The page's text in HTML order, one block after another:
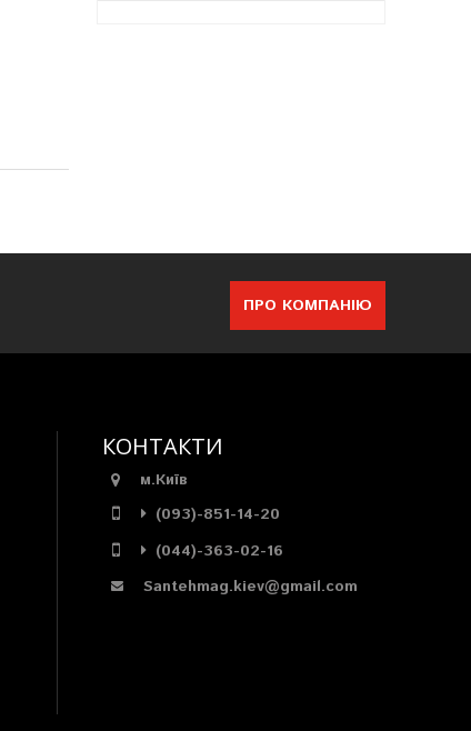
ПРО КОМПАНІЮ
КОНТАКТИ
м.Київ
(093)-851-14-20
(044)-363-02-16
Santehmag.kiev@gmail.com